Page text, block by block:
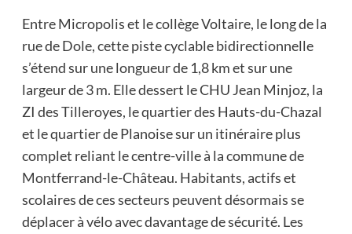
Entre Micropolis et le collège Voltaire, le long de la
rue de Dole, cette piste cyclable bidirectionnelle
s’étend sur une longueur de 1,8 km et sur une
largeur de 3 m. Elle dessert le CHU Jean Minjoz, la
ZI des Tilleroyes, le quartier des Hauts-du-Chazal
et le quartier de Planoise sur un itinéraire plus
complet reliant le centre-ville à la commune de
Montferrand-le-Château. Habitants, actifs et
scolaires de ces secteurs peuvent désormais se
déplacer à vélo avec davantage de sécurité. Les